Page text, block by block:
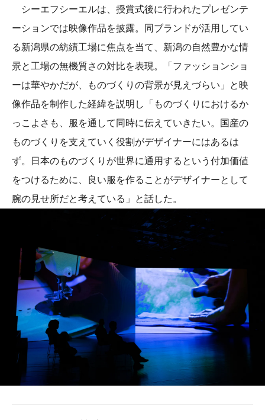
シーエフシーエルは、授賞式後に行われたプレゼンテ
ーションでは映像作品を披露。同ブランドが活用してい
る新潟県の紡績工場に焦点を当て、新潟の自然豊かな情
景と工場の無機質さの対比を表現。「ファッションショ
ーは華やかだが、ものづくりの背景が見えづらい」と映
像作品を制作した経緯を説明し「ものづくりにおけるか
っこよさも、服を通して同時に伝えていきたい。国産の
ものづくりを支えていく役割がデザイナーにはあるは
ず。日本のものづくりが世界に通用するという付加価値
をつけるために、良い服を作ることがデザイナーとして
腕の見せ所だと考えている」と話した。